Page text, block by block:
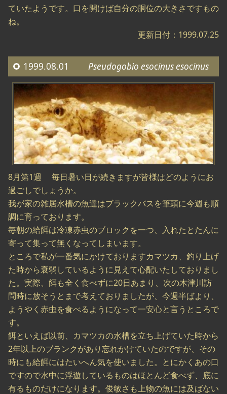
ていたようです。口を開けば自分の胴位の大きさですもの
ね。
更新日付：1999.07.25
1999.08.01 Pseudogobio esocinus esocinus
8月第1週 毎日暑い日が続きますが皆様はどのようにお
過ごしでしょうか。
我が家の雑居水槽の魚達はブラックバスを筆頭に今週も順
調に育っております。
毎朝の給餌は冷凍赤虫のブロックを一つ、入れたとたんに
寄って集って無くなってしまいます。
ところで私が一番気にかけておりますカマツカ、釣り上げ
た時から衰弱しているように見えて心配いたしておりまし
た。実際、餌も全く食べずに20日あまり、次の木津川訪
問時に放そうとまで考えておりましたが、今週半ばより、
ようやく赤虫を食べるようになって一安心と言うところで
す。
餌といえば以前、カマツカの水槽を立ち上げていた時から
2年以上のブランクがあり忘れかけていたのですが、その
時にも給餌にはたいへん気を使いました。とにかくあの口
ですので水中に浮遊しているものはほとんど食べず、底に
有るものだけになります。俊敏さも上物の魚には及ばない